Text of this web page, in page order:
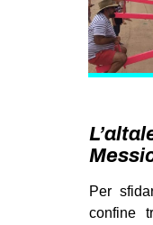
Per
confine